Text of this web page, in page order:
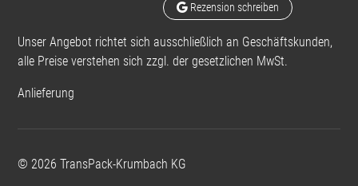
Rezension schreiben
Unser Angebot richtet sich ausschließlich an Geschäftskunden,
alle Preise verstehen sich zzgl. der gesetzlichen MwSt.
Anlieferung
© 2026 TransPack-Krumbach KG